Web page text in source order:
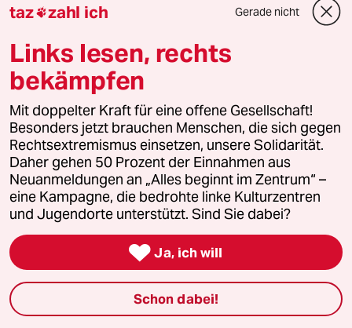
R redneptun
16.10.2012
Dieser Artikel hat mich dazu gebracht, mir
Gedanken über die Ursprünge dieser durch
Konzerne wie Monsanto begangenen
Verbrechen an der Menschheit zu machen.
Ich habe meinen Kommentar in meinem Blog
veröffentlicht- Meinungen sind erwünscht ;-)
http://www.redneptun.net/blog/bauchkrampf-
welthunger/338
lg, redneptun
taz zahl ich Gerade nicht
Links lesen, rechts
bekämpfen
Mit doppelter Kraft für eine offene Gesellschaft!
Besonders jetzt brauchen Menschen, die sich gegen
Rechtsextremismus einsetzen, unsere Solidarität.
Daher gehen 50 Prozent der Einnahmen aus
Neuanmeldungen an „Alles beginnt im Zentrum“ –
eine Kampagne, die bedrohte linke Kulturzentren
und Jugendorte unterstützt. Sind Sie dabei?
 Ja, ich will
Schon dabei!